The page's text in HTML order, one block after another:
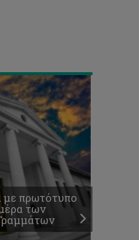
πρωτότυπο
των